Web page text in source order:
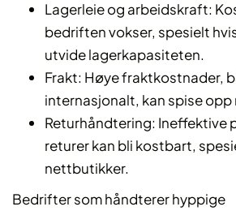
Lagerleie og arbeidskraft:
bedriften vokser, spesielt
utvide lagerkapasiteten.
Frakt: Høye fraktkostnader,
internasjonalt, kan spise opp
Returhåndtering: Ineffektive
returer kan bli kostbart,
nettbutikker.
Bedrifter som håndterer hyppige